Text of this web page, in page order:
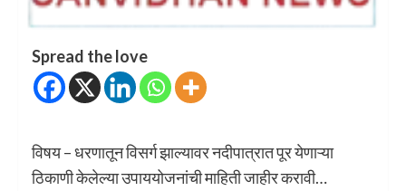
Spread the love
विषय – धरणातून विसर्ग झाल्यावर नदीपात्रात पूर येणाऱ्या
ठिकाणी केलेल्या उपाययोजनांची माहिती जाहीर करावी…